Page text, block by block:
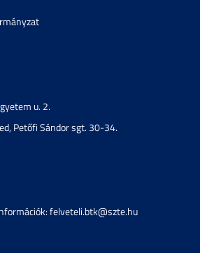
u. 2.
Petőfi Sándor sgt. 30-34.
felveteli.btk@szte.hu